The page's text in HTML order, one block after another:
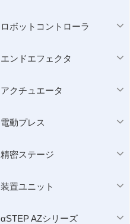
ロボットコントローラ
エンドエフェクタ
アクチュエータ
電動プレス
精密ステージ
装置ユニット
αSTEP AZシリーズ